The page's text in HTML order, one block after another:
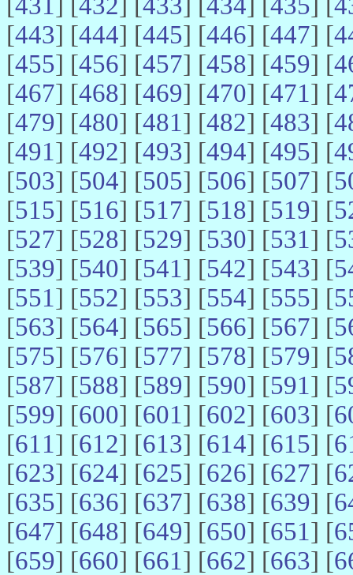
[443] [444] [445] [446] [447] [
[455] [456] [457] [458] [459] [
[467] [468] [469] [470] [471] [
[479] [480] [481] [482] [483] [
[491] [492] [493] [494] [495] [
[503] [504] [505] [506] [507] [
[515] [516] [517] [518] [519] [
[527] [528] [529] [530] [531] [
[539] [540] [541] [542] [543] [
[551] [552] [553] [554] [555] [
[563] [564] [565] [566] [567] [
[575] [576] [577] [578] [579] [
[587] [588] [589] [590] [591] [
[599] [600] [601] [602] [603] [
[611] [612] [613] [614] [615] [
[623] [624] [625] [626] [627] [
[635] [636] [637] [638] [639] [
[647] [648] [649] [650] [651] [
[659] [660] [661] [662] [663] [